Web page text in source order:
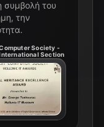
συμβολή του
την
Society -
Section